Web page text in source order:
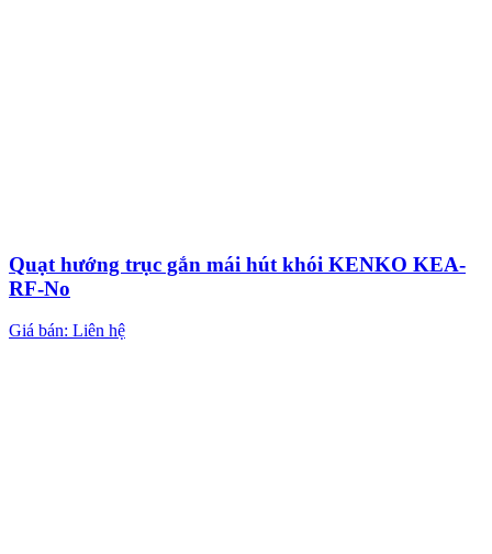
Quạt hướng trục gắn mái hút khói KENKO KEA-
RF-No
Giá bán: Liên hệ